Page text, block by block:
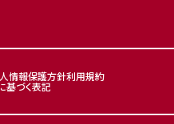
情報保護方針利用規約
基づく表記